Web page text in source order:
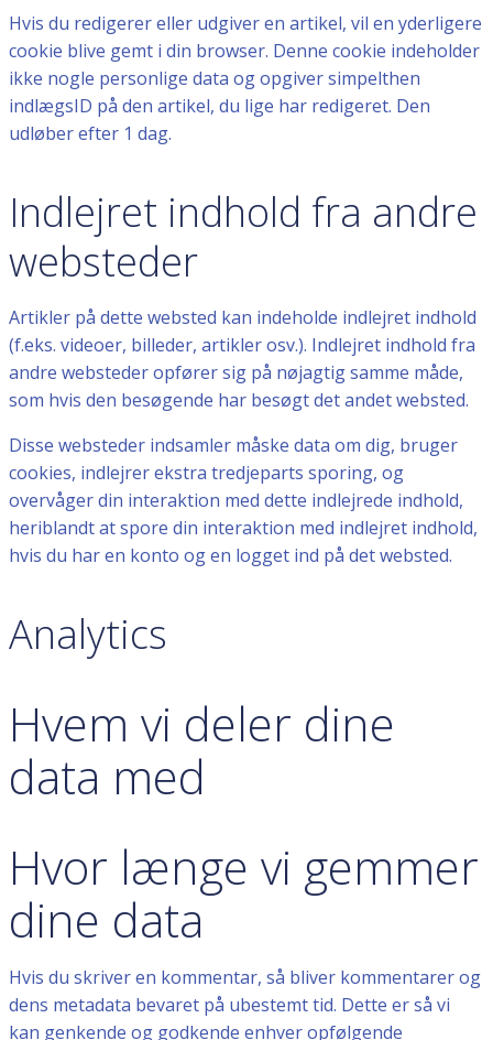
Hvis du redigerer eller udgiver en artikel, vil en yderligere
cookie blive gemt i din browser. Denne cookie indeholder
ikke nogle personlige data og opgiver simpelthen
indlægsID på den artikel, du lige har redigeret. Den
udløber efter 1 dag.
Indlejret indhold fra andre
websteder
Artikler på dette websted kan indeholde indlejret indhold
(f.eks. videoer, billeder, artikler osv.). Indlejret indhold fra
andre websteder opfører sig på nøjagtig samme måde,
som hvis den besøgende har besøgt det andet websted.
Disse websteder indsamler måske data om dig, bruger
cookies, indlejrer ekstra tredjeparts sporing, og
overvåger din interaktion med dette indlejrede indhold,
heriblandt at spore din interaktion med indlejret indhold,
hvis du har en konto og en logget ind på det websted.
Analytics
Hvem vi deler dine
data med
Hvor længe vi gemmer
dine data
Hvis du skriver en kommentar, så bliver kommentarer og
dens metadata bevaret på ubestemt tid. Dette er så vi
kan genkende og godkende enhver opfølgende